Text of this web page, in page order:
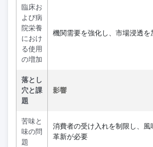
臨床お
よび病
院栄養
におけ
る使用
の増加
機関需要を強化し、市場浸透を
落とし
穴と課
題
影響
苦味と
味の問
題
消費者の受け入れを制限し、
革新が必要